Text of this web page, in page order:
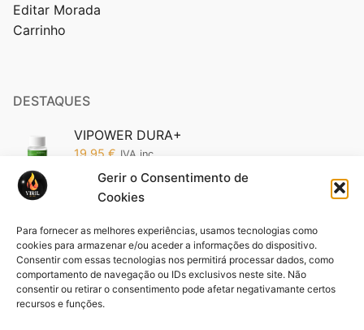
Gerir o Consentimento de
Cookies
Para fornecer as melhores experiências, usamos tecnologias como
cookies para armazenar e/ou aceder a informações do dispositivo.
Consentir com essas tecnologias nos permitirá processar dados, como
comportamento de navegação ou IDs exclusivos neste site. Não
consentir ou retirar o consentimento pode afetar negativamante certos
recursos e funções.
Editar Morada
Carrinho
DESTAQUES
VIPOWER DURA+
19,95 € IVA inc.
Vipower 5200 Edição Ouro: O Poder da
Sofisticação em Suas Mãos (Cópia)
19,95€ IVA inc.
Pack VIFORCE 3 unid
44,85